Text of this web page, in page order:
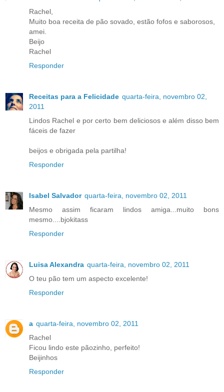
Rachel,
Muito boa receita de pão sovado, estão fofos e saborosos,
amei.
Beijo
Rachel
Responder
Receitas para a Felicidade quarta-feira, novembro 02,
2011
Lindos Rachel e por certo bem deliciosos e além disso bem
fáceis de fazer
beijos e obrigada pela partilha!
Responder
Isabel Salvador quarta-feira, novembro 02, 2011
Mesmo assim ficaram lindos amiga...muito bons
mesmo....bjokitass
Responder
Luisa Alexandra quarta-feira, novembro 02, 2011
O teu pão tem um aspecto excelente!
Responder
a quarta-feira, novembro 02, 2011
Rachel
Ficou lindo este pãozinho, perfeito!
Beijinhos
Responder